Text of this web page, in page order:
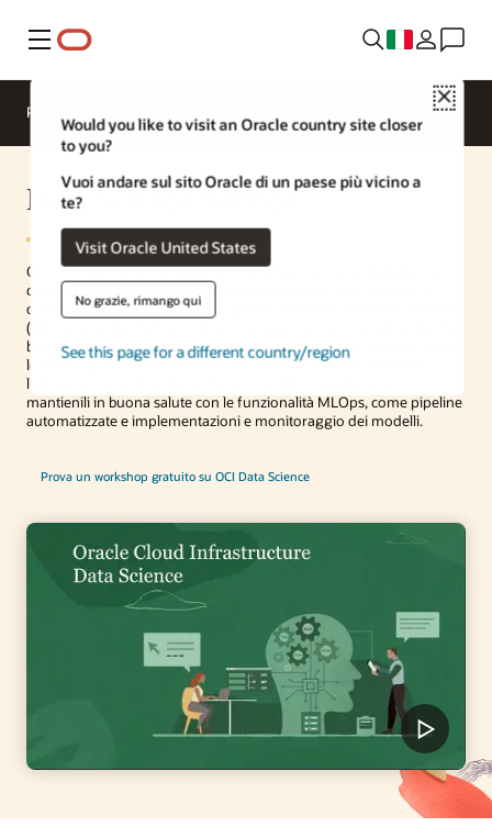
Menu
Close
Would you like to visit an Oracle country site closer
to you?
Vuoi andare sul sito Oracle di un paese più vicino a
te?
Visit Oracle United States
No grazie, rimango qui
See this page for a different country/region
Panoramica
Data Science Service
Oracle Cloud Infrastructure (OCI) Data Science è una piattaforma
completamente gestita che consente ai team di data scientist di
creare, addestrare, distribuire e gestire modelli di Machine Learning
(ML) utilizzando Python e strumenti open source. Usa un ambiente
basato su JupyterLab per sperimentare e sviluppare modelli. Esegui
lo scale-up dell'addestramento del modello con GPU NVIDIA e
l'addestramento distribuito. Porta i modelli in produzione e
mantienili in buona salute con le funzionalità MLOps, come pipeline
automatizzate e implementazioni e monitoraggio dei modelli.
Prova un workshop gratuito su OCI Data Science